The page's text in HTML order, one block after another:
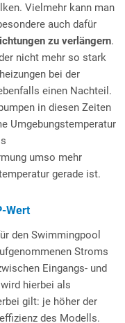
Vielmehr kann man
auch dafür
zu verlängern.
nicht mehr so stark
bei der
einen Nachteil.
in diesen Zeiten
Umgebungstemperatur
umso mehr
gerade ist.
Wert
den Swimmingpool
Stroms
Eingangs- und
hierbei als
gilt: je höher der
des Modells.